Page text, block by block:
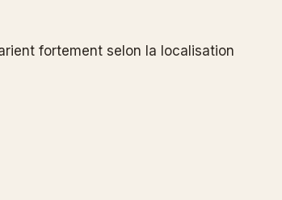
fortement selon la localisation